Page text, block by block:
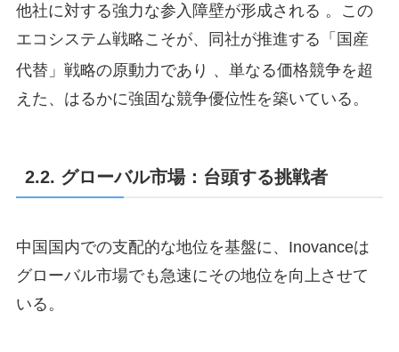
他社に対する強力な参入障壁が形成される 。この
エコシステム戦略こそが、同社が推進する「国産
代替」戦略の原動力であり 、単なる価格競争を超
えた、はるかに強固な競争優位性を築いている。
2.2. グローバル市場：台頭する挑戦者
中国国内での支配的な地位を基盤に、Inovanceは
グローバル市場でも急速にその地位を向上させて
いる。